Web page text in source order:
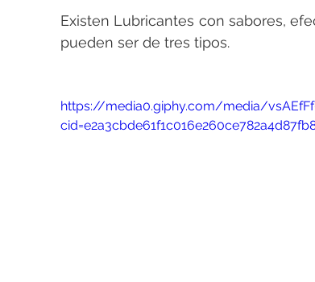
Existen Lubricantes con sabores,
pueden ser de tres tipos.
https://media0.giphy.com/media/